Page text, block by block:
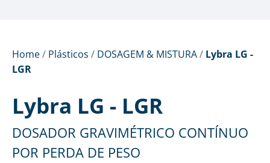
Home/ Plásticos / DOSAGEM & MISTURA/ Lybra LG -
LGR
Lybra LG - LGR
DOSADOR GRAVIMÉTRICO CONTÍNUO
POR PERDA DE PESO